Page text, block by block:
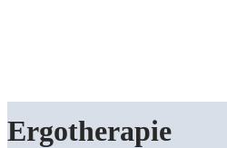
Ergotherapie